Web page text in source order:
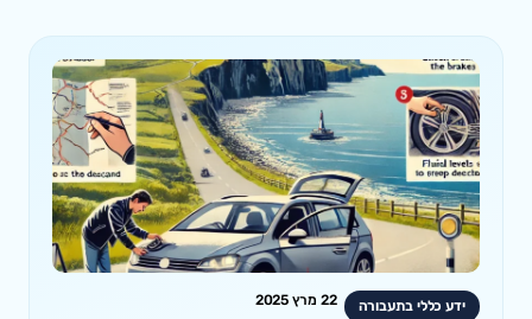
ידע כללי בתעבורה 22 מרץ 2025